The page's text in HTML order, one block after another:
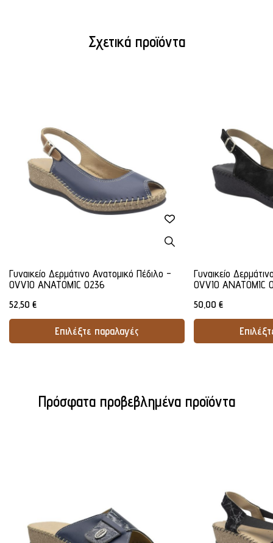
Σχετικά προϊόντα
Γυναικείο Δερμάτινο Ανατομικό Πέδιλο -
OVVIO ANATOMIC 0236
52,50 €
Επιλέξτε παραλαγές
Γυναικείο
OVVIO ANATOMIC
50,00 €
Πρόσφατα προβεβλημένα προϊόντα